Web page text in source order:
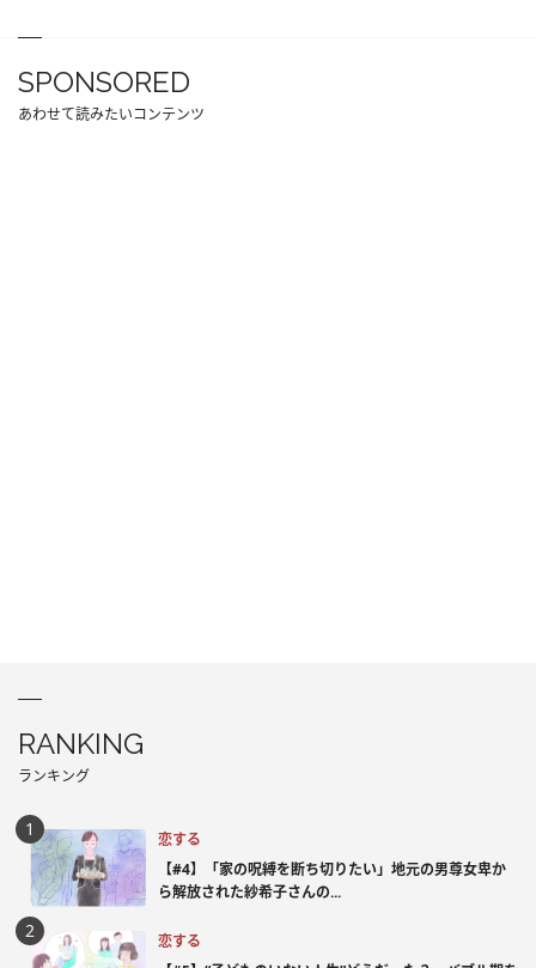
SPONSORED
あわせて読みたいコンテンツ
RANKING
ランキング
恋する
【#4】「家の呪縛を断ち切りたい」地元の男尊女卑か
ら解放された紗希子さんの...
恋する